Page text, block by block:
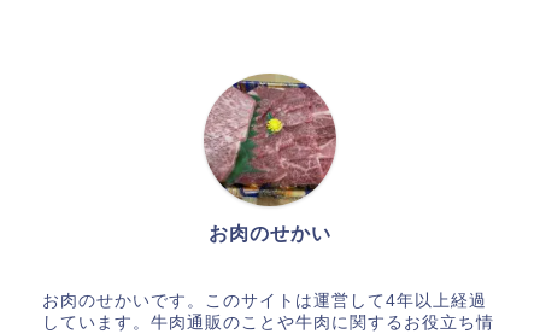
お肉のせかい
お肉のせかいです。このサイトは運営して4年以上経過
しています。牛肉通販のことや牛肉に関するお役立ち情